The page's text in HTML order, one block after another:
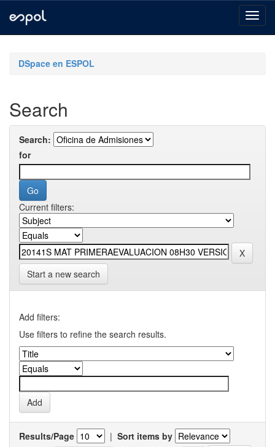
navigationDSpace en ESPOL
Search
Search:
for
Current filters:
Start a new search
Add filters:
Use filters to refine the search results.
Results/Page | Sort items by